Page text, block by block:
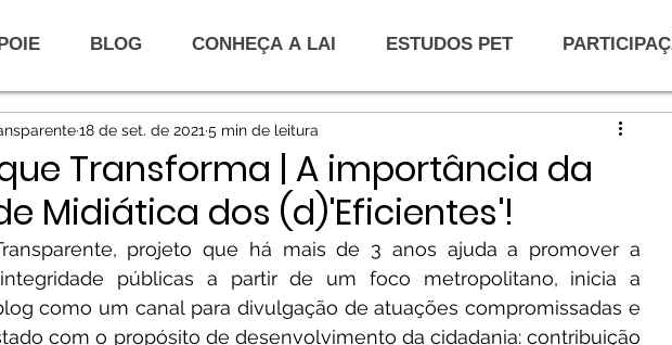
Orçamento Público Atuações do MPPE
Poder Legislativo Ativismo que Transforma | Histórias
Transforma | A importância da
Midiática dos (d)'Eficientes'!
18 de set. de 2021 5 min de leitura
projeto que há mais de 3 anos ajuda a promover a
públicas a partir de um foco metropolitano, inicia a
como um canal para divulgação de atuações compromissadas e
com o propósito de desenvolvimento da cidadania: contribuição
BLOG CONHEÇA A LAI ESTUDOS PET